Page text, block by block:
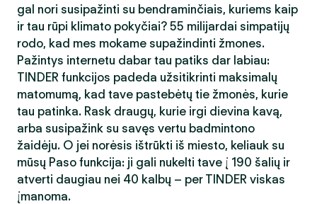
gal nori susipažinti su bendraminčiais, kuriems kaip
ir tau rūpi klimato pokyčiai? 55 milijardai simpatijų
rodo, kad mes mokame supažindinti žmones.
Pažintys internetu dabar tau patiks dar labiau:
TINDER funkcijos padeda užsitikrinti maksimalų
matomumą, kad tave pastebėtų tie žmonės, kurie
tau patinka. Rask draugų, kurie irgi dievina kavą,
arba susipažink su savęs vertu badmintono
žaidėju. O jei norėsis ištrūkti iš miesto, keliauk su
mūsų Paso funkcija: ji gali nukelti tave į 190 šalių ir
atverti daugiau nei 40 kalbų – per TINDER viskas
įmanoma.